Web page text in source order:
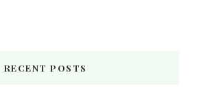
RECENT POSTS